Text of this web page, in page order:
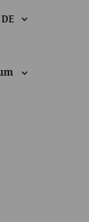
DE